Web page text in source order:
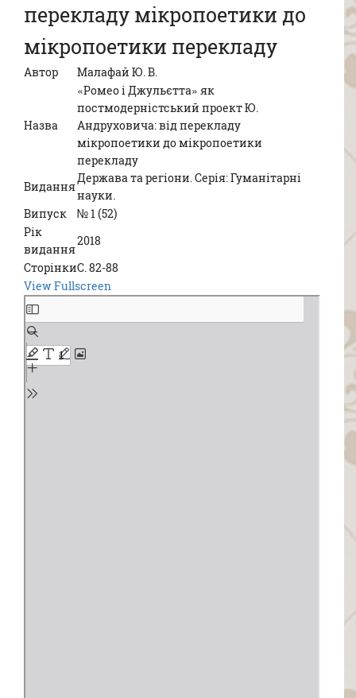
перекладу мікропоетики до
мікропоетики перекладу
Автор Малафай Ю. В.
Назва
«Ромео і Джульєтта» як
постмодерністський проект Ю.
Андруховича: від перекладу
мікропоетики до мікропоетики
перекладу
Видання
Держава та регіони. Серія: Гуманітарні
науки.
Випуск
№ 1 (52)
Рік
видання
2018
СторінкиС. 82-88
View Fullscreen